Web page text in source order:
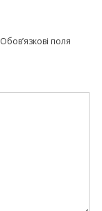
Обов’язкові поля